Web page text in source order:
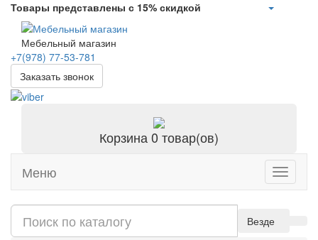
Товары представлены с 15% скидкой
Мебельный магазин
+7(978) 77-53-781
Заказать звонок
Корзина0 товар(ов)
Toggle
Меню
Везде